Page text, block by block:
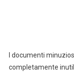
I documenti
completamente